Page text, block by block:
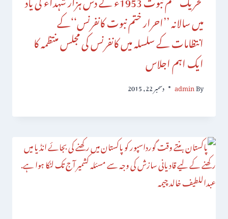
میں سالانہ ’’احرار ختم نبوت کانفرنس‘‘کے
انتظامات کے سلسلہ میں کانفرنس کی مجلس منتظمہ کا
ایک اہم اجلاس
By
admin دسمبر 22, 2015